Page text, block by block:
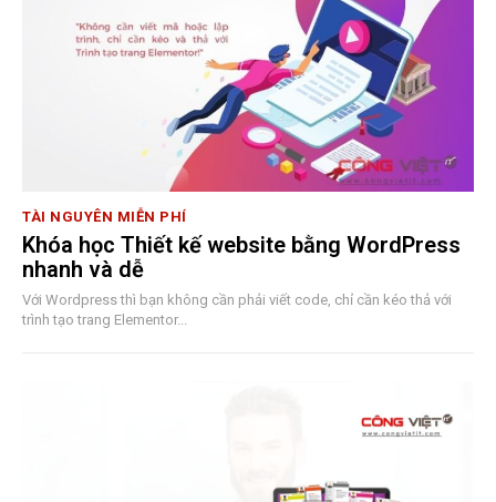
TÀI NGUYÊN MIỄN PHÍ
Khóa học Thiết kế website bằng WordPress
nhanh và dễ
Với Wordpress thì bạn không cần phải viết code, chỉ cần kéo thả với
trình tạo trang Elementor...